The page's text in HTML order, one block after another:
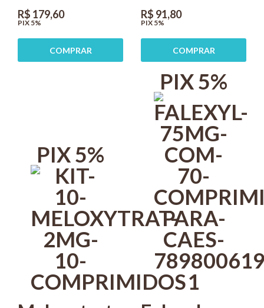
comprimidos
UCBVET Kit
com 5
R$ 179,60
PIX 5%
COMPRAR
Spray
125ml
Zoetis Kit
com 2
R$ 91,80
PIX 5%
COMPRAR
PIX 5%
PIX 5%